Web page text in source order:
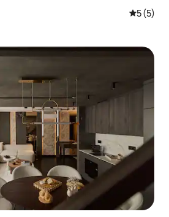
5 af 5 í
5 (5)